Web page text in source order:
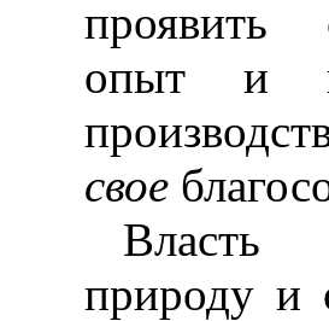
проявить
опыт и
свое
природу и